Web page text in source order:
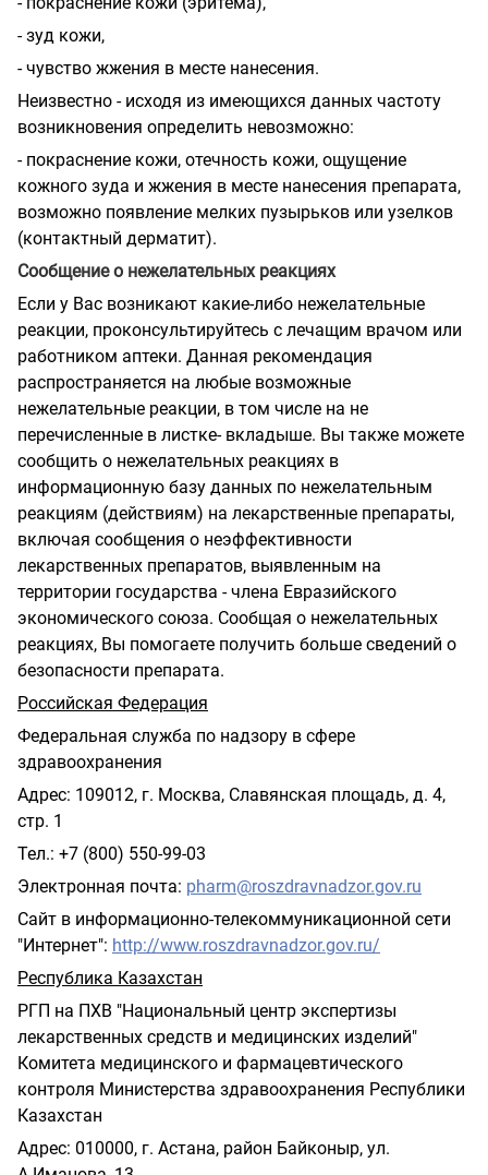
- зуд кожи,
- чувство жжения в месте нанесения.
Неизвестно - исходя из имеющихся данных частоту
возникновения определить невозможно:
- покраснение кожи, отечность кожи, ощущение
кожного зуда и жжения в месте нанесения препарата,
возможно появление мелких пузырьков или узелков
(контактный дерматит).
Сообщение о нежелательных реакциях
Если у Вас возникают какие-либо нежелательные
реакции, проконсультируйтесь с лечащим врачом или
работником аптеки. Данная рекомендация
распространяется на любые возможные
нежелательные реакции, в том числе на не
перечисленные в листке- вкладыше. Вы также можете
сообщить о нежелательных реакциях в
информационную базу данных по нежелательным
реакциям (действиям) на лекарственные препараты,
включая сообщения о неэффективности
лекарственных препаратов, выявленным на
территории государства - члена Евразийского
экономического союза. Сообщая о нежелательных
реакциях, Вы помогаете получить больше сведений о
безопасности препарата.
Российская Федерация
Федеральная служба по надзору в сфере
здравоохранения
Адрес: 109012, г. Москва, Славянская площадь, д. 4,
стр. 1
Тел.: +7 (800) 550-99-03
Электронная почта: pharm@roszdravnadzor.gov.ru
Сайт в информационно-телекоммуникационной сети
"Интернет": http://www.roszdravnadzor.gov.ru/
Республика Казахстан
РГП на ПХВ "Национальный центр экспертизы
лекарственных средств и медицинских изделий"
Комитета медицинского и фармацевтического
контроля Министерства здравоохранения Республики
Казахстан
Адрес: 010000, г. Астана, район Байконыр, ул.